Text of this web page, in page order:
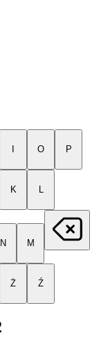
O P
K L
N M
Ż Ź